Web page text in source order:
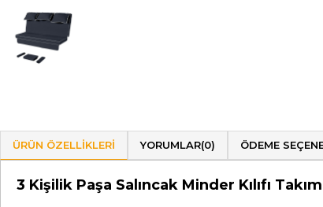
ÜRÜN ÖZELLIKLERI YORUMLAR(0) ÖDEME
3 Kişilik Paşa Salıncak Minder Kılıfı